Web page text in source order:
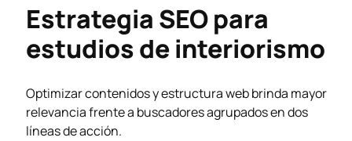
Estrategia SEO para
estudios de interiorismo
Optimizar contenidos y estructura web brinda mayor
relevancia frente a buscadores agrupados en dos
líneas de acción.